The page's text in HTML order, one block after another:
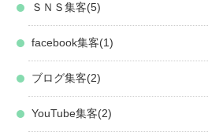
ＳＮＳ集客 5
facebook集客 1
ブログ集客 2
YouTube集客 2